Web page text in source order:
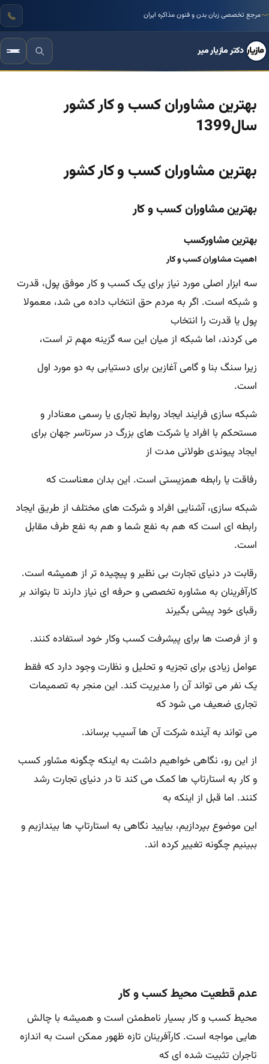
بیش از ۳۰ سال تجربه علمی و میدانی مستند
دکتر مازیار میر
بهترین مشاوران کسب و کار کشور
سال1399
بهترین مشاوران کسب و کار کشور
بهترین مشاوران کسب و کار
بهترین مشاورکسب
اهمیت مشاوران کسب و کار
سه ابزار اصلی مورد نیاز برای یک کسب و کار موفق پول، قدرت
و شبکه است. اگر به مردم حق انتخاب داده می شد، معمولا
پول یا قدرت را انتخاب
می کردند، اما شبکه از میان این سه گزینه مهم تر است،
زیرا سنگ بنا و گامی آغازین برای دستیابی به دو مورد اول
است.
شبکه سازی فرایند ایجاد روابط تجاری یا رسمی معنادار و
مستحکم با افراد یا شرکت های بزرگ در سرتاسر جهان برای
ایجاد پیوندی طولانی مدت از
رفاقت یا رابطه همزیستی است. این بدان معناست که
شبکه سازی، آشنایی افراد و شرکت های مختلف از طریق ایجاد
رابطه ای است که هم به نفع شما و هم به نفع طرف مقابل
است.
رقابت در دنیای تجارت بی نظیر و پیچیده تر از همیشه است.
کارآفرینان به مشاوره تخصصی و حرفه ای نیاز دارند تا بتواند بر
رقبای خود پیشی بگیرند
و از فرصت ها برای پیشرفت کسب وکار خود استفاده کنند.
عوامل زیادی برای تجزیه و تحلیل و نظارت وجود دارد که فقط
یک نفر می تواند آن را مدیریت کند. این منجر به تصمیمات
تجاری ضعیف می شود که
می تواند به آینده شرکت آن ها آسیب برساند.
از این رو، نگاهی خواهیم داشت به اینکه چگونه مشاور کسب
و کار به استارتاپ ها کمک می کند تا در دنیای تجارت رشد
کنند. اما قبل از اینکه به
این موضوع بپردازیم، بیایید نگاهی به استارتاپ ها بیندازیم و
ببینیم چگونه تغییر کرده اند.
عدم قطعیت محیط کسب و کار
محیط کسب و کار بسیار نامطمئن است و همیشه با چالش
هایی مواجه است. کارآفرینان تازه ظهور ممکن است به اندازه
تاجران تثبیت شده ای که